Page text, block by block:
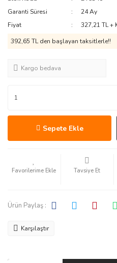
Garanti Süresi
24 Ay
Fiyat
327,21 TL +
392,65 TL den başlayan taksitlerle!!
Kargo bedava
Sepete Ekle
Tavsiye Et
Ürün Paylaş :
Karşılaştır